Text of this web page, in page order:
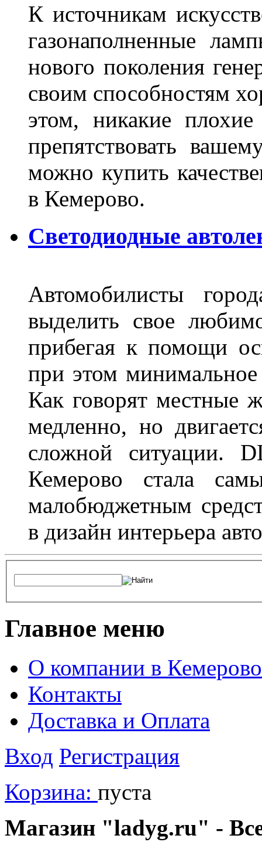
К источникам
газонаполненные
нового поколения
своим способностям
этом, никакие
препятствовать
можно купить
в Кемерово.
Светодиодные
Автомобилисты
выделить свое
прибегая к помощи
при этом минимальное
Как говорят местные
медленно, но
сложной ситуации.
Кемерово стала
малобюджетным
в дизайн интерьера
Главное меню
О компании в Кемерово
Контакты
Доставка и Оплата
Вход Регистрация
Корзина: пуста
Магазин "ladyg.ru" -